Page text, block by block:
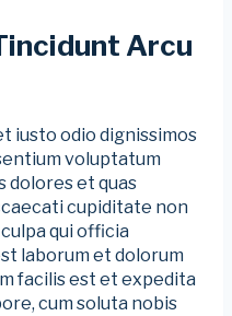
Arcu
iusto odio dignissimos
voluptatum
dolores et quas
cupiditate non
qui officia
laborum et dolorum
facilis est et expedita
cum soluta nobis